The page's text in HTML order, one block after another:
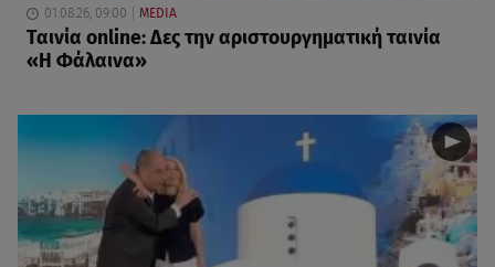
01.08.26, 09:00 MEDIA
Ταινία online: Δες την αριστουργηματική ταινία
«Η Φάλαινα»